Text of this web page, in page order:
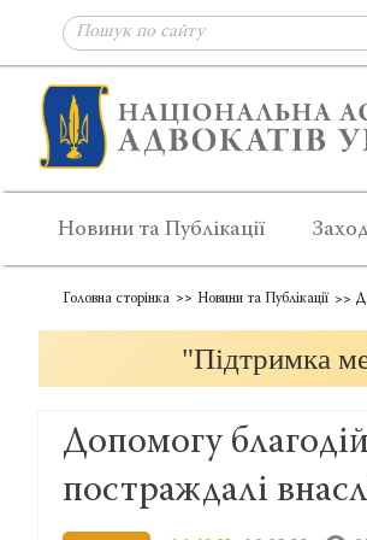
Новини та Публікації
Головна сторінка Новини та Публікації
"Підтримка
Допомогу
постраждалі